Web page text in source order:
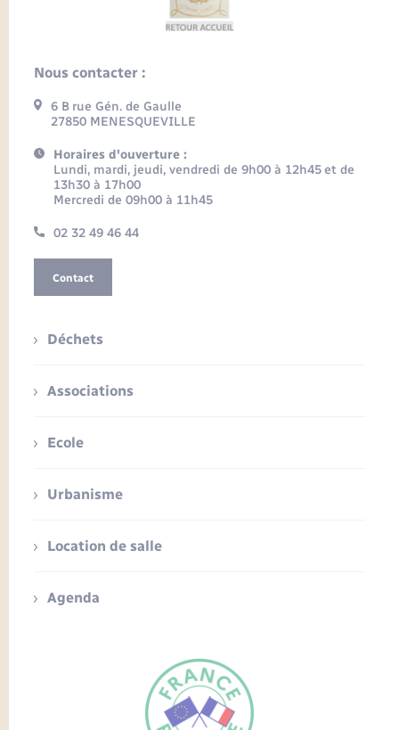
Nous contacter :
6 B rue Gén. de Gaulle
27850 MENESQUEVILLE
Horaires d'ouverture :
Lundi, mardi, jeudi, vendredi de 9h00 à 12h45 et de
13h30 à 17h00
Mercredi de 09h00 à 11h45
02 32 49 46 44
Contact
Déchets
Associations
Ecole
Urbanisme
Location de salle
Agenda